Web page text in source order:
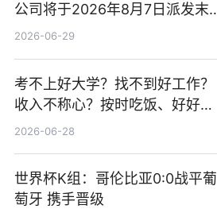
公司将于2026年8月7日派发末
期股息每股人民币0.013元 每日
2026-06-29
考不上好大学？找不到好工作？
收入不称心？按时吃饭、好好睡
觉
2026-06-28
世界杯K组：哥伦比亚0:0战平葡
萄牙 携手晋级